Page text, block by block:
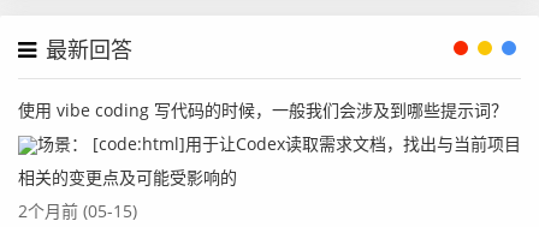
最新回答
使用 vibe coding 写代码的时候，一般我们会涉及到哪些提示词？
场景： [code:html]用于让Codex读取需求文档，找出与当前项目
相关的变更点及可能受影响的
2个月前 (05-15)